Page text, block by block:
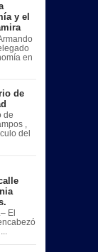
y el
en
de
de
,
del
El